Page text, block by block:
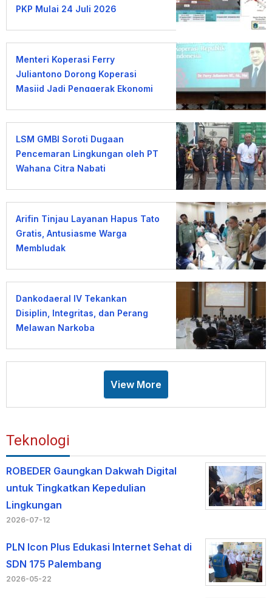
PKP Mulai 24 Juli 2026
Menteri Koperasi Ferry
Juliantono Dorong Koperasi
Masjid Jadi Penggerak Ekonomi
LSM GMBI Soroti Dugaan
Pencemaran Lingkungan oleh PT
Wahana Citra Nabati
Arifin Tinjau Layanan Hapus Tato
Gratis, Antusiasme Warga
Membludak
Dankodaeral IV Tekankan
Disiplin, Integritas, dan Perang
Melawan Narkoba
View More
Teknologi
ROBEDER Gaungkan Dakwah Digital
untuk Tingkatkan Kepedulian
Lingkungan
2026-07-12
PLN Icon Plus Edukasi Internet Sehat di
SDN 175 Palembang
2026-05-22